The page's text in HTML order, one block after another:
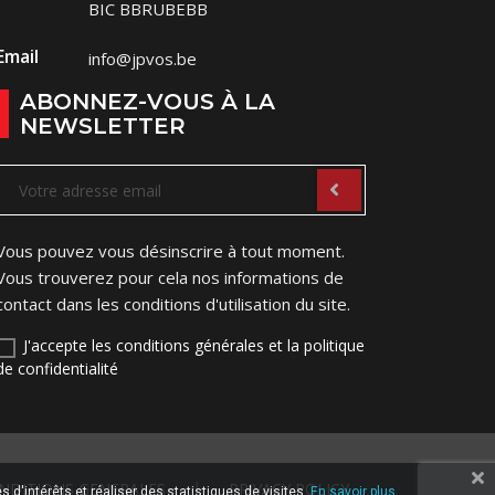
BIC BBRUBEBB
info@jpvos.be
ABONNEZ-VOUS À LA
NEWSLETTER
pouvez vous désinscrire à tout moment.
trouverez pour cela nos informations de
dans les conditions d'utilisation du site.
J'accepte les conditions générales et la politique
confidentialité
GENERALES PRIVACY POLICY
d'intérêts et réaliser des statistiques de visites.En savoir plus.